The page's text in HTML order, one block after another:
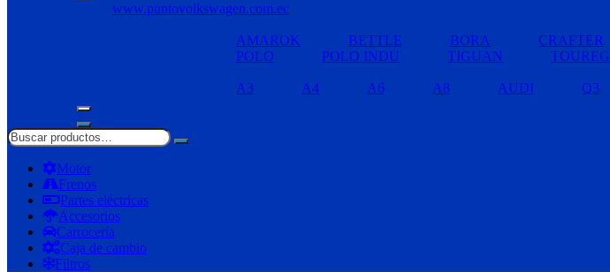
www.puntovolkswagen.com.ec
AMAROK BETTLE BORA CRAFTER
POLO
POLO INDU TIGUAN TOUREG
A3 A4 A6 A8 AUDI Q3
Motor
Frenos
Partes eléctricas
Accesorios
Carrocería
Caja de cambio
Filtros